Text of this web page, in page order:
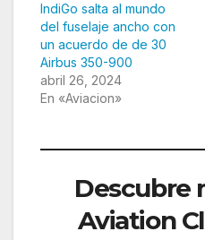
IndiGo salta al mundo
del fuselaje ancho con
un acuerdo de de 30
Airbus 350-900
abril 26, 2024
En «Aviacion»
Descubre
Aviation